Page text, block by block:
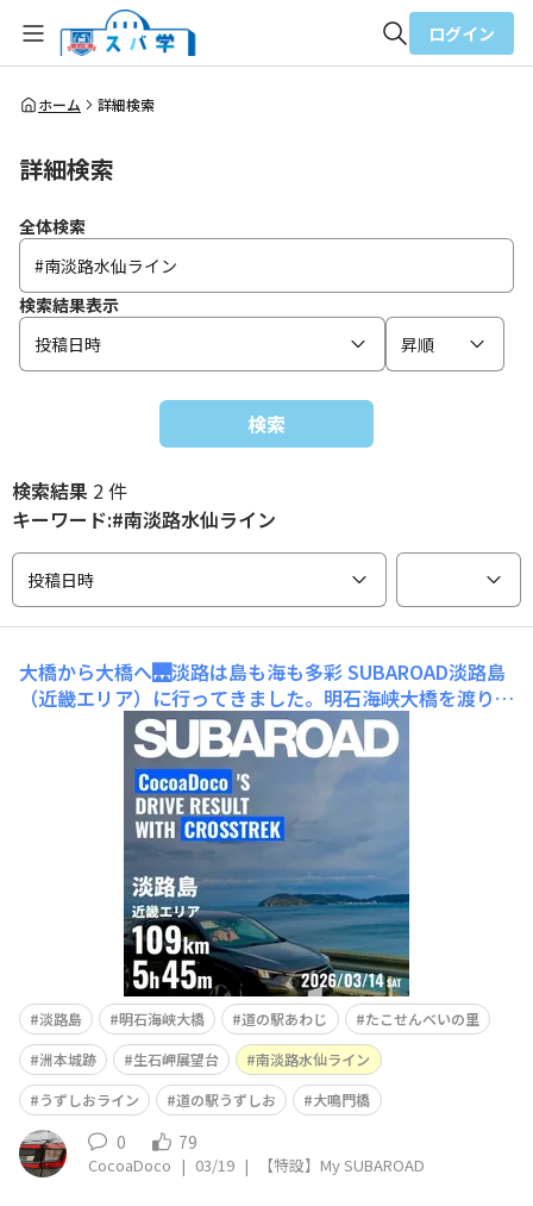
全体検索
ログイン
ホーム 詳細検索
詳細検索
全体検索
検索結果表示
投稿日時
昇順
検索
検索結果 2 件
キーワード:#南淡路水仙ライン
投稿日時
大橋から大橋へ🌉淡路は島も海も多彩​SUBAROAD淡路島
（近畿エリア）に行ってきました。​明石海峡大橋を渡り、
少し引き返して出発点の「道の駅あわじ」へ。いきなり美
味い! 平日の昼前なのに早くも混み出しました。さもあり
なん。早々にスバルの法則。サンシャインブリッジ。うー
む、ゲーム好きの人は嬉しいのかなあ。市立の猫美術館？
淡路島 明石海峡大橋 道の駅あわじ
たこせんべいの里
洲本城跡
生石岬展望台
南淡路水仙ライン
うずしおライン
道の駅うずしお 大鳴門橋
0 79
CocoaDoco | 03/19 | 【特設】My SUBAROAD